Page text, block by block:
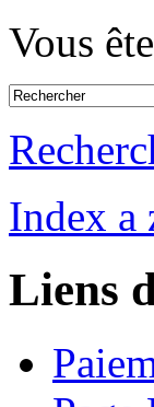
Vous
Index a
Liens